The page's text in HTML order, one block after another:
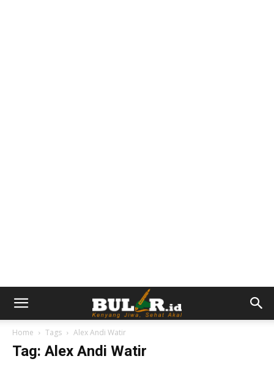
Home Tags Alex Andi Watir
Tag: Alex Andi Watir